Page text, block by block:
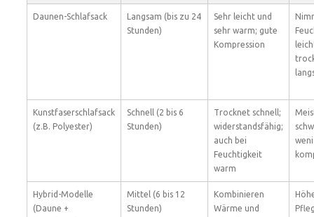
Daunen-Schlafsack
Langsam (bis zu 24
Stunden)
Sehr leicht und
sehr warm; gute
Kompression
Kunstfaserschlafsack
(z.B. Polyester)
Schnell (2 bis 6
Stunden)
Trocknet schnell;
widerstandsfähig;
auch bei
Feuchtigkeit
warm
Hybrid-Modelle
(Daune +
Mittel (6 bis 12
Stunden)
Kombinieren
Wärme und